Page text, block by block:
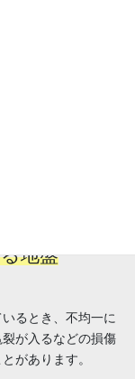
地盤
るとき、不均⼀に
が⼊るなどの損傷
があります。